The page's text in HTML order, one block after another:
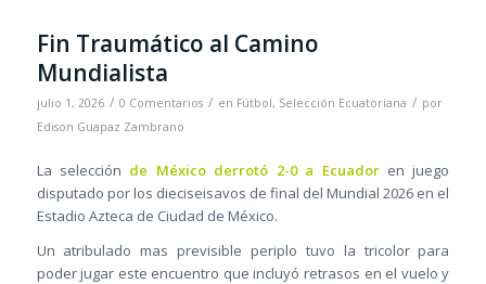
Fin Traumático al Camino
Mundialista
julio 1, 2026 / 0 Comentarios / en Fútbol, Selección Ecuatoriana / por
Edison Guapaz Zambrano
La selección de México derrotó 2-0 a Ecuadoren juego
disputado por los dieciseisavos de final del Mundial 2026 en el
Estadio Azteca de Ciudad de México.
Un atribulado mas previsible periplo tuvo la tricolor para
poder jugar este encuentro que incluyó retrasos en el vuelo y